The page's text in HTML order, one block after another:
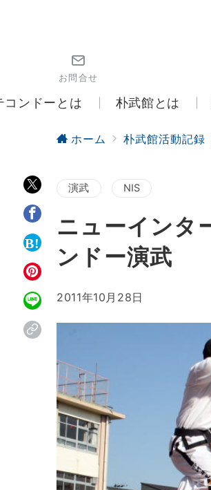
お問合せ
コンドーとは 朴武館とは
ホーム 朴武館活動記録
演武 NIS
ニューインタ
ンドー演武
2011年10月28日